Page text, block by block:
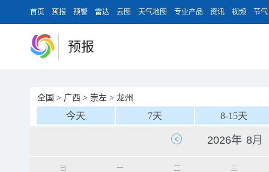
首页 预报 预警 雷达 云图 天气地图 专业产品 资讯 视频 节气
预报
全国 > 广西 > 崇左 > 龙州
今天 7天 8-15天
日 一 二 三